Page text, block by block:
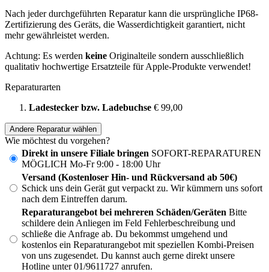
Nach jeder durchgeführten Reparatur kann die ursprüngliche IP68-
Zertifizierung des Geräts, die Wasserdichtigkeit garantiert, nicht
mehr gewährleistet werden.
Achtung: Es werden keine Originalteile sondern ausschließlich
qualitativ hochwertige Ersatzteile für Apple-Produkte verwendet!
Reparaturarten
Ladestecker bzw. Ladebuchse € 99,00
Andere Reparatur wählen
Wie möchtest du vorgehen?
Direkt in unsere Filiale bringen SOFORT-REPARATUREN
MÖGLICH Mo-Fr 9:00 - 18:00 Uhr
Versand (Kostenloser Hin- und Rückversand ab 50€)
Schick uns dein Gerät gut verpackt zu. Wir kümmern uns sofort
nach dem Eintreffen darum.
Reparaturangebot bei mehreren Schäden/Geräten Bitte
schildere dein Anliegen im Feld Fehlerbeschreibung und
schließe die Anfrage ab. Du bekommst umgehend und
kostenlos ein Reparaturangebot mit speziellen Kombi-Preisen
von uns zugesendet. Du kannst auch gerne direkt unsere
Hotline unter 01/9611727 anrufen.